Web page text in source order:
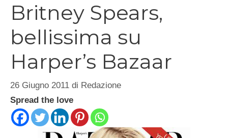
Britney Spears,
bellissima su
Harper’s Bazaar
26 Giugno 2011 di Redazione
Spread the love